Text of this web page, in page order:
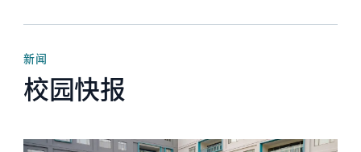
新闻
校园快报
News image